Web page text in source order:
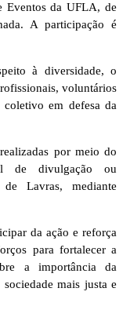
Eventos da UFLA, de
A participação é
à diversidade, o
voluntários
em defesa da
por meio do
de divulgação ou
Lavras, mediante
da ação e reforça
para fortalecer a
a importância da
mais justa e